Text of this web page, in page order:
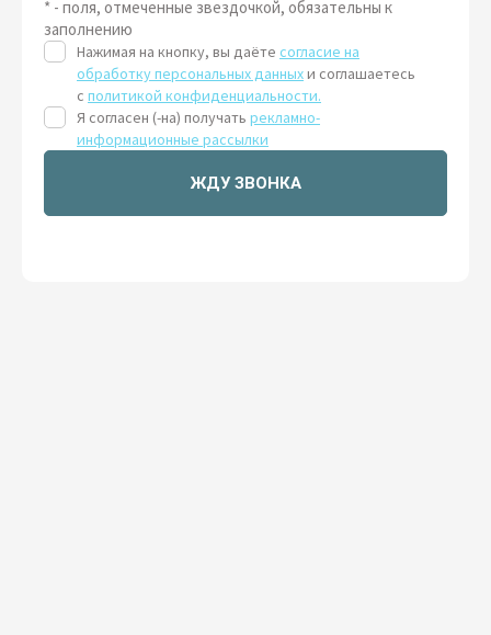
* - поля, отмеченные звездочкой, обязательны к
заполнению
Нажимая на кнопку, вы даёте согласие на
обработку персональных данных
с политикой конфиденциальности.
Я согласен (-на) получать рекламно-
информационные рассылки
ЖДУ ЗВОНКА